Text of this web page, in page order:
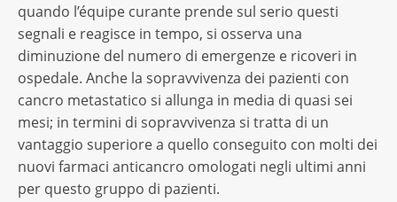
quando l’équipe curante prende sul serio questi
segnali e reagisce in tempo, si osserva una
diminuzione del numero di emergenze e ricoveri in
ospedale. Anche la sopravvivenza dei pazienti con
cancro metastatico si allunga in media di quasi sei
mesi; in termini di sopravvivenza si tratta di un
vantaggio superiore a quello conseguito con molti dei
nuovi farmaci anticancro omologati negli ultimi anni
per questo gruppo di pazienti.